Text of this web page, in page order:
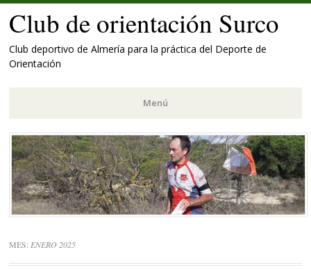
Club de orientación Surco
Club deportivo de Almería para la práctica del Deporte de
Orientación
Menú
Saltar
al
contenido.
MES: ENERO 2025